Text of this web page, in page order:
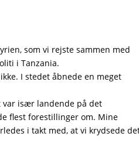
som vi rejste sammen med
i Tanzania.
I stedet åbnede en meget
var især landende på det
flest forestillinger om. Mine
i takt med, at vi krydsede